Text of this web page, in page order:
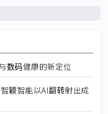
数码健康的新定位
颖智能以AI翻转射出成